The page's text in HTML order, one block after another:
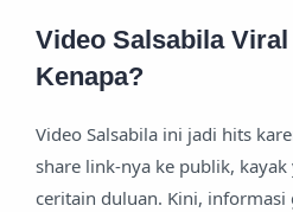
Video Salsabila Viral
Kenapa?
Video Salsabila ini jadi hits
share link-nya ke publik, kayak
ceritain duluan. Kini, informasi